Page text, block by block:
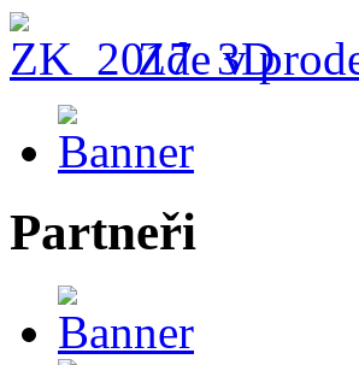
Zde v
Partneři